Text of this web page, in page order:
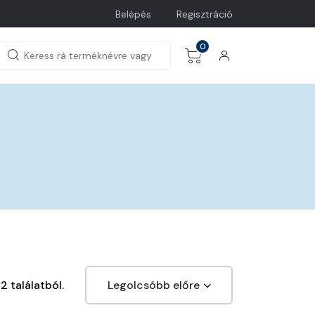
Belépés Regisztráció
0
találatból.